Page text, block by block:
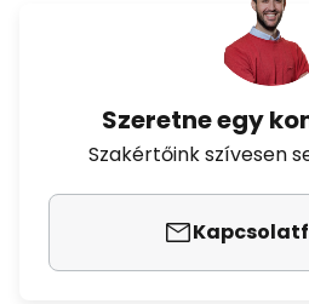
Szeretne egy
Szakértőink szívesen